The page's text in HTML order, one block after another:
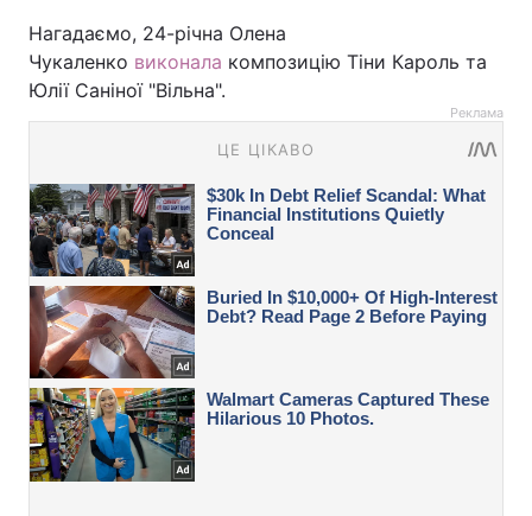
Нагадаємо, 24-річна Олена
Чукаленко виконала композицію Тіни Кароль та
Юлії Саніної "Вільна".
Реклама